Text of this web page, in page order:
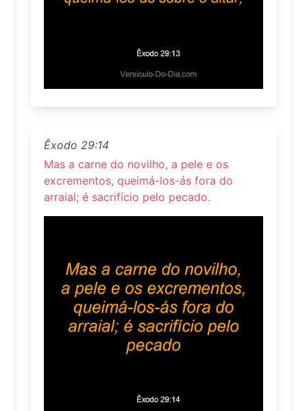
Êxodo 29:14
Mas a carne do novilho, a pele e os
excrementos, queimá-los-ás fora do
arraial; é sacrifício pelo pecado.